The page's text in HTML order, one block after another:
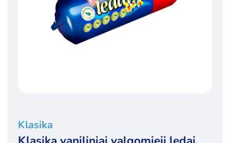
Klasika